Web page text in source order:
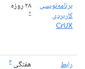
برنامه‌نویسی
کاربردی
CrUX
۲۸ روزه
۲
رابط
هفتگی ۳